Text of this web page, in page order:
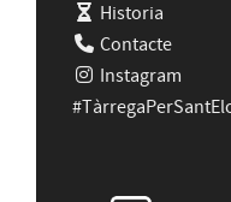
Historia
Contacte
Instagram